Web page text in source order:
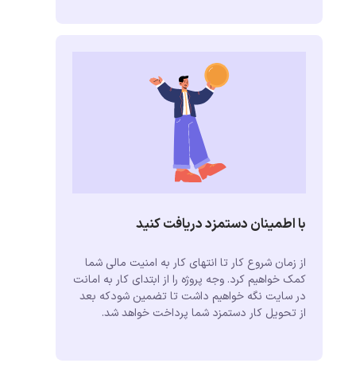
با اطمینان دستمزد دریافت کنید
از زمان شروع کار تا انتهای کار به امنیت مالی شما
کمک خواهیم کرد. وجه پروژه را از ابتدای کار به امانت
در سایت نگه خواهیم داشت تا تضمین شودکه بعد
از تحویل کار دستمزد شما پرداخت خواهد شد.